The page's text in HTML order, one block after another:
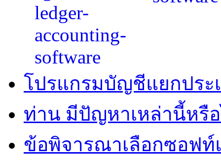
โปรแกรมบัญชีแยกประ
ท่าน มีปัญหาเหล่านี้หรื
ข้อพิจารณาเลือกซอฟท์